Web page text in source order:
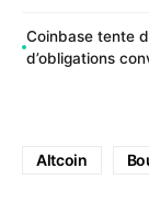
Coinbase tente
d’obligations
Altcoin